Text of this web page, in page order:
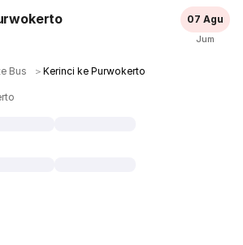
07 Agu
Jum
Bus ＞Kerinci ke Purwokerto